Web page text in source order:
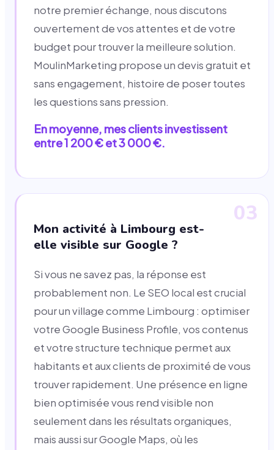
notre premier échange, nous discutons
ouvertement de vos attentes et de votre
budget pour trouver la meilleure solution.
MoulinMarketing propose un devis gratuit et
sans engagement, histoire de poser toutes
les questions sans pression.
En moyenne, mes clients investissent
entre 1 200 € et 3 000 €.
03
Mon activité à Limbourg est-
elle visible sur Google ?
Si vous ne savez pas, la réponse est
probablement non. Le SEO local est crucial
pour un village comme Limbourg : optimiser
votre Google Business Profile, vos contenus
et votre structure technique permet aux
habitants et aux clients de proximité de vous
trouver rapidement. Une présence en ligne
bien optimisée vous rend visible non
seulement dans les résultats organiques,
mais aussi sur Google Maps, où les